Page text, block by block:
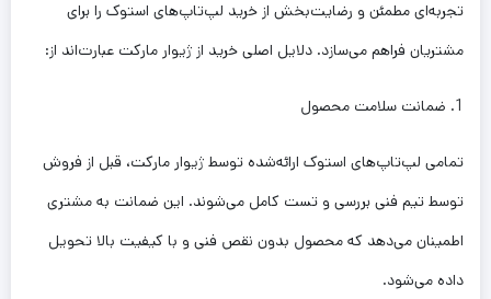
تجربه‌ای مطمئن و رضایت‌بخش از خرید لپ‌تاپ‌های استوک را برای
مشتریان فراهم می‌سازد. دلایل اصلی خرید از ژیوار مارکت عبارت‌اند از:
1. ضمانت سلامت محصول
تمامی لپ‌تاپ‌های استوک ارائه‌شده توسط ژیوار مارکت، قبل از فروش
توسط تیم فنی بررسی و تست کامل می‌شوند. این ضمانت به مشتری
اطمینان می‌دهد که محصول بدون نقص فنی و با کیفیت بالا تحویل
داده می‌شود.